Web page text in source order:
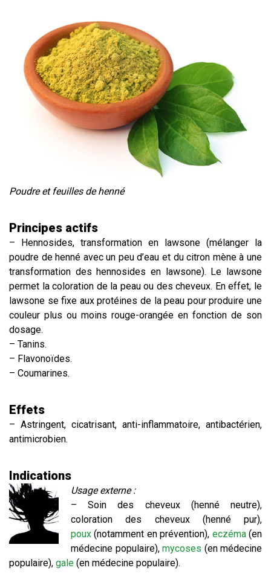
Poudre et feuilles de henné
Principes actifs
– Hennosides, transformation en lawsone (mélanger la
poudre de henné avec un peu d’eau et du citron mène à une
transformation des hennosides en lawsone). Le lawsone
permet la coloration de la peau ou des cheveux. En effet, le
lawsone se fixe aux protéines de la peau pour produire une
couleur plus ou moins rouge-orangée en fonction de son
dosage.
– Tanins.
– Flavonoïdes.
– Coumarines.
​Effets
– Astringent, cicatrisant, anti-inflammatoire, antibactérien,
antimicrobien.
Indications
Usage externe :
– Soin des cheveux (henné neutre),
coloration des cheveux (henné pur),
poux (notamment en prévention), eczéma(en
médecine populaire), mycoses (en médecine
populaire), gale (en médecine populaire).